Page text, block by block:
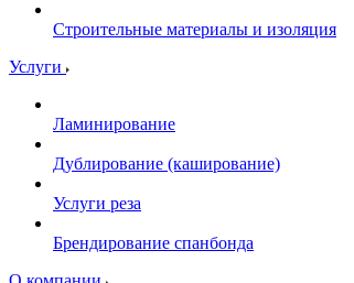
Строительные материалы и изоляция
Услуги
Ламинирование
Дублирование (каширование)
Услуги реза
Брендирование спанбонда